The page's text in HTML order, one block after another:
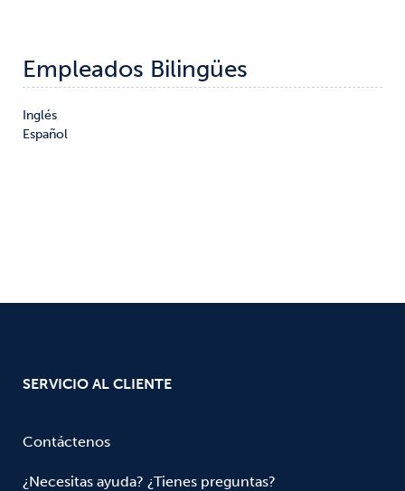
Empleados Bilingües
Inglés
Español
SERVICIO AL CLIENTE
Contáctenos
¿Necesitas ayuda? ¿Tienes preguntas?